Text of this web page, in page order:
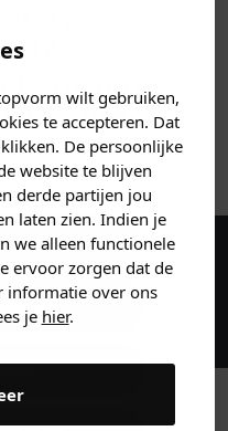
wilt gebruiken,
te accepteren. Dat
De persoonlijke
website te blijven
derde partijen jou
laten zien. Indien je
we alleen functionele
ervoor zorgen dat de
informatie over ons
je hier.
en ontvang 5%
bestelling!
je naar op
direct